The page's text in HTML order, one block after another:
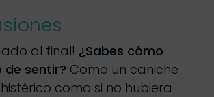
al final! ¿Sabes cómo
de sentir? Como un caniche
como si no hubiera